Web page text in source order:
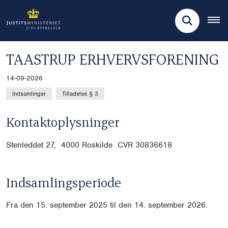
TAASTRUP ERHVERVSFORENING
14-09-2026
Indsamlinger Tilladelse § 3
Kontaktoplysninger
Stenleddet 27, 4000 Roskilde CVR 30836618
Indsamlingsperiode
Fra den 15. september 2025 til den 14. september 2026.